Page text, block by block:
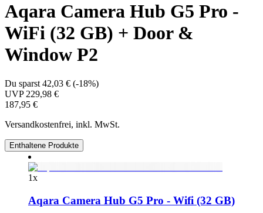
Aqara Camera Hub G5 Pro -
WiFi (32 GB) + Door &
Window P2
Du sparst 42,03 € (-18%)
UVP 229,98 €
187,95 €
Versandkostenfrei, inkl. MwSt.
Enthaltene Produkte
1x
Aqara Camera Hub G5 Pro - Wifi (32 GB)